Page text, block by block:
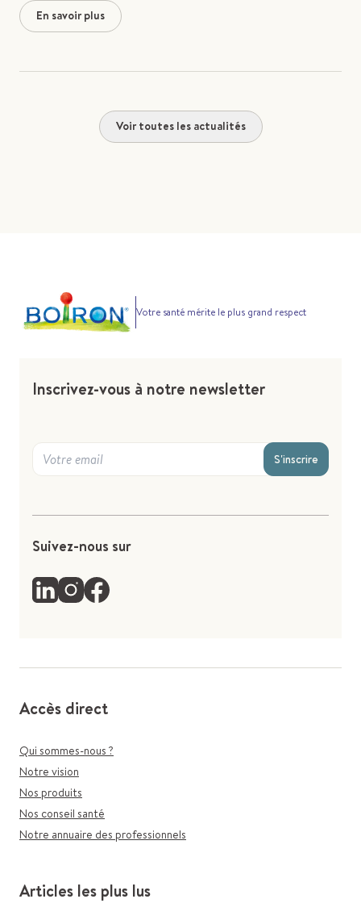
En savoir plus
Voir toutes les actualités
Votre santé mérite le plus grand respect
Inscrivez-vous à notre newsletter
S'inscrire
Suivez-nous sur
Accès direct
Qui sommes-nous ?
Notre vision
Nos produits
Nos conseil santé
Notre annuaire des professionnels
Articles les plus lus